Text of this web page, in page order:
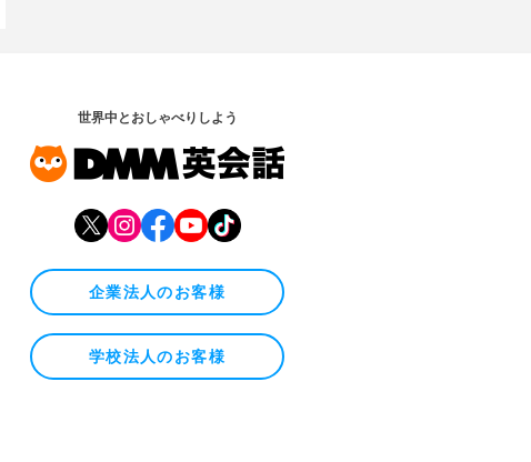
世界中とおしゃべりしよう
企業法人のお客様
学校法人のお客様